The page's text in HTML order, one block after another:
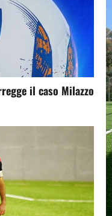
il caso Milazzo